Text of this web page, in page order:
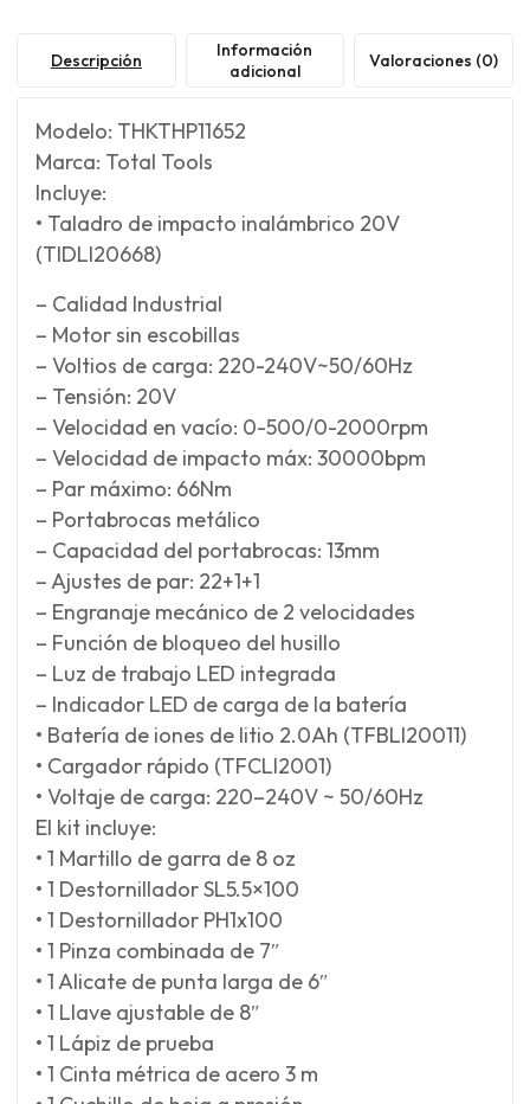
Descripción
Información
adicional
Valoraciones (0)
Modelo: THKTHP11652
Marca: Total Tools
Incluye:
• Taladro de impacto inalámbrico 20V
(TIDLI20668)
– Calidad Industrial
– Motor sin escobillas
– Voltios de carga: 220-240V~50/60Hz
– Tensión: 20V
– Velocidad en vacío: 0-500/0-2000rpm
– Velocidad de impacto máx: 30000bpm
– Par máximo: 66Nm
– Portabrocas metálico
– Capacidad del portabrocas: 13mm
– Ajustes de par: 22+1+1
– Engranaje mecánico de 2 velocidades
– Función de bloqueo del husillo
– Luz de trabajo LED integrada
– Indicador LED de carga de la batería
• Batería de iones de litio 2.0Ah (TFBLI20011)
• Cargador rápido (TFCLI2001)
• Voltaje de carga: 220–240V ~ 50/60Hz
El kit incluye:
• 1 Martillo de garra de 8 oz
• 1 Destornillador SL5.5×100
• 1 Destornillador PH1x100
• 1 Pinza combinada de 7″
• 1 Alicate de punta larga de 6″
• 1 Llave ajustable de 8″
• 1 Lápiz de prueba
• 1 Cinta métrica de acero 3 m